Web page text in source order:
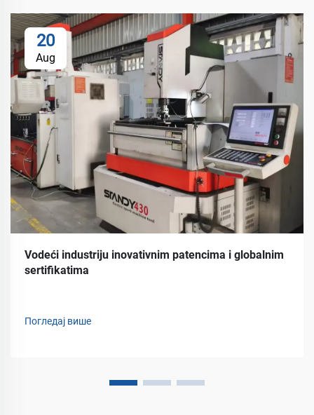
20
Aug
Vodeći industriju inovativnim patencima i globalnim
sertifikatima
Погледај више